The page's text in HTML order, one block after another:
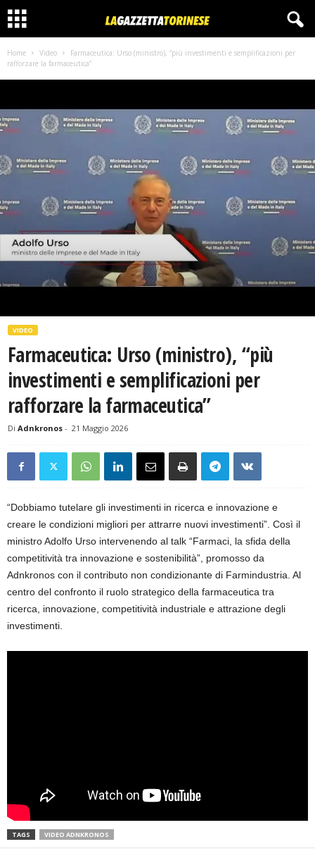
Home Video
Farmaceutica: Urso (ministro), “più investimenti e semplificazioni per
rafforzare la farmaceutica”
VIDEO
Farmaceutica: Urso (ministro), “più
investimenti e semplificazioni per
rafforzare la farmaceutica”
Di Adnkronos - 21 Maggio 2026
“Dobbiamo tutelare gli investimenti in ricerca e innovazione e
creare le condizioni migliori per attrarre nuovi investimenti”. Così il
ministro Adolfo Urso intervenendo al talk “Farmaci, la sfida della
competitività tra innovazione e sostenibilità”, promosso da
Adnkronos con il contributo non condizionante di Farmindustria. Al
centro del confronto il ruolo strategico della farmaceutica tra
ricerca, innovazione, competitività industriale e attrazione degli
investimenti.
TAGS VIDEO ADNKRONOS